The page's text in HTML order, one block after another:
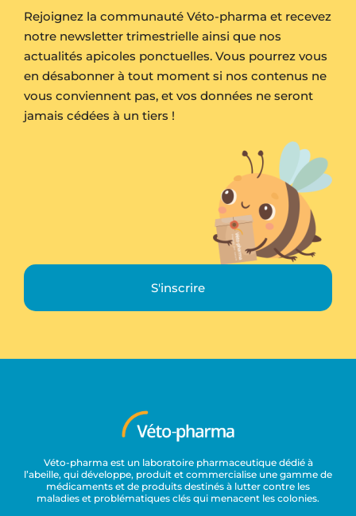
Rejoignez la communauté Véto-pharma et recevez
notre newsletter trimestrielle ainsi que nos
actualités apicoles ponctuelles. Vous pourrez vous
en désabonner à tout moment si nos contenus ne
vous conviennent pas, et vos données ne seront
jamais cédées à un tiers !
S'inscrire
Véto-pharma est un laboratoire pharmaceutique dédié à
l’abeille, qui développe, produit et commercialise une gamme de
médicaments et de produits destinés à lutter contre les
maladies et problématiques clés qui menacent les colonies.